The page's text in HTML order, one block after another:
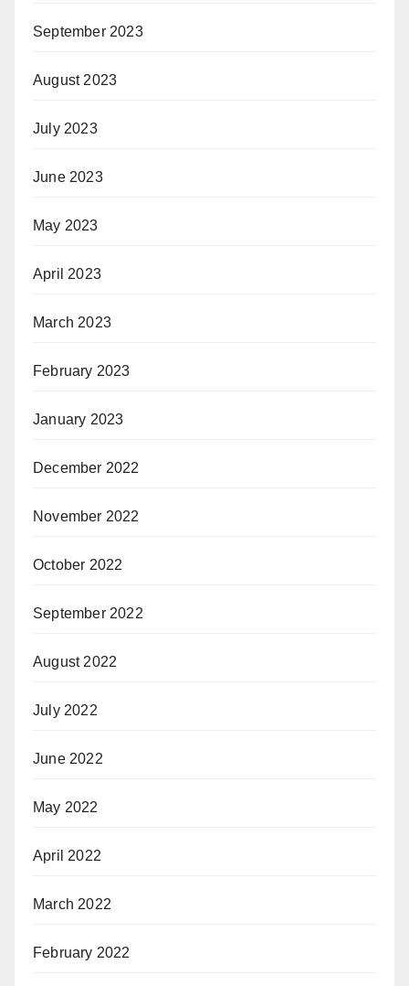
September 2023
August 2023
July 2023
June 2023
May 2023
April 2023
March 2023
February 2023
January 2023
December 2022
November 2022
October 2022
September 2022
August 2022
July 2022
June 2022
May 2022
April 2022
March 2022
February 2022